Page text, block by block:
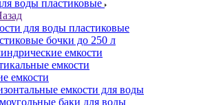
воды пластиковые
для воды пластиковые
бочки до 250 л
емкости
емкости
емкости
емкости для воды
баки для воды